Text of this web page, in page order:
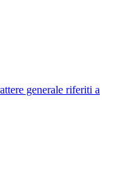
generale riferiti a